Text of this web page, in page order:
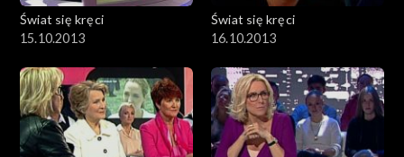
Świat się kręci
15.10.2013
Świat się kręci
16.10.2013